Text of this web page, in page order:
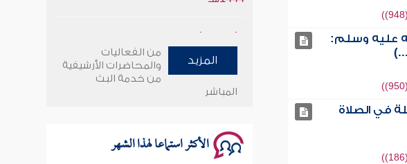
عليه وسلم:
في الصلاة
وأمنهم من خوف 9
سلسلة محاضرات نفحات رمضانية
المزيد
من الفعاليات
والمحاضرات الأرشيفية
من خدمة البث
المباشر
الأكثر استماعا لهذا الشهر